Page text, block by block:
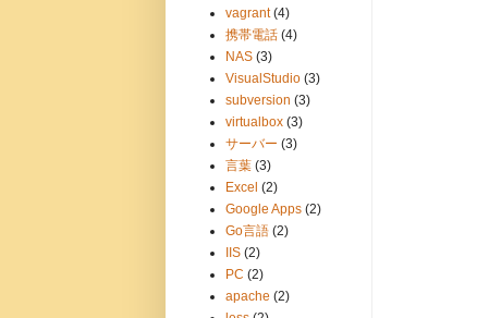
vagrant (4)
携帯電話 (4)
NAS (3)
VisualStudio (3)
subversion (3)
virtualbox (3)
サーバー (3)
言葉 (3)
Excel (2)
Google Apps (2)
Go言語 (2)
IIS (2)
PC (2)
apache (2)